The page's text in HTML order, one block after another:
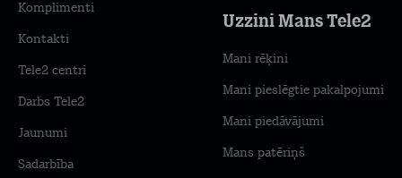
Komplimenti
Kontakti
Tele2 centri
Darbs Tele2
Jaunumi
Sadarbība
Uzzini Mans Tele2
Mani rēķini
Mani pieslēgtie pakalpojumi
Mani piedāvājumi
Mans patēriņš